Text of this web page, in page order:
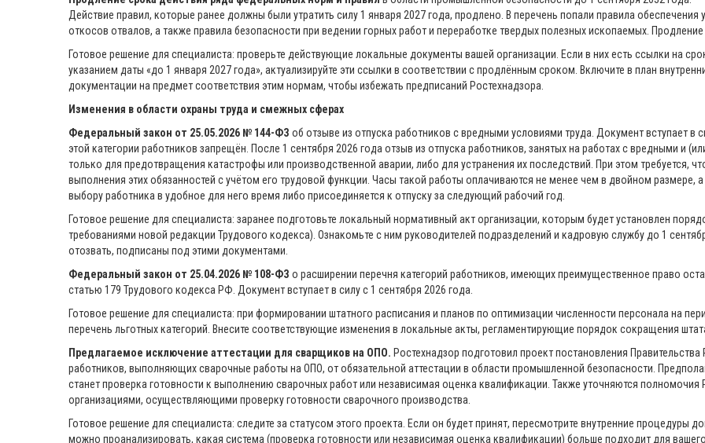
Действие правил, которые ранее должны были утратить силу 1 января 2027 года, продлено. В перечень попали правила обеспечения
откосов отвалов, а также правила безопасности при ведении горных работ и переработке твердых полезных ископаемых.
Готовое решение для специалиста: проверьте действующие локальные документы вашей организации. Если в них есть ссылки на
указанием даты «до 1 января 2027 года», актуализируйте эти ссылки в соответствии с продлённым сроком. Включите в план
документации на предмет соответствия этим нормам, чтобы избежать предписаний Ростехнадзора.
Изменения в области охраны труда и смежных сферах
Федеральный закон от 25.05.2026 № 144-ФЗ об отзыве из отпуска работников с вредными условиями труда. Документ вступает в
этой категории работников запрещён. После 1 сентября 2026 года отзыв из отпуска работников, занятых на работах с вредными и
только для предотвращения катастрофы или производственной аварии, либо для устранения их последствий. При этом требуется,
выполнения этих обязанностей с учётом его трудовой функции. Часы такой работы оплачиваются не менее чем в двойном размере,
выбору работника в удобное для него время либо присоединяется к отпуску за следующий рабочий год.
Готовое решение для специалиста: заранее подготовьте локальный нормативный акт организации, которым будет установлен
требованиями новой редакции Трудового кодекса). Ознакомьте с ним руководителей подразделений и кадровую службу до 1
отозвать, подписаны под этими документами.
Федеральный закон от 25.04.2026 № 108-ФЗ о расширении перечня категорий работников, имеющих преимущественное право
статью 179 Трудового кодекса РФ. Документ вступает в силу с 1 сентября 2026 года.
Готовое решение для специалиста: при формировании штатного расписания и планов по оптимизации численности персонала на
перечень льготных категорий. Внесите соответствующие изменения в локальные акты, регламентирующие порядок сокращения
Предлагаемое исключение аттестации для сварщиков на ОПО. Ростехнадзор подготовил проект постановления
работников, выполняющих сварочные работы на ОПО, от обязательной аттестации в области промышленной безопасности.
станет проверка готовности к выполнению сварочных работ или независимая оценка квалификации. Также уточняются
организациями, осуществляющими проверку готовности сварочного производства.
Готовое решение для специалиста: следите за статусом этого проекта. Если он будет принят, пересмотрите внутренние процедуры
можно проанализировать, какая система (проверка готовности или независимая оценка квалификации) больше подходит для